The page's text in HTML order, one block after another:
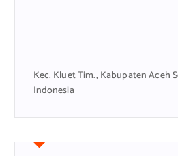
Kec. Kluet Tim., Kabupaten Aceh
Indonesia